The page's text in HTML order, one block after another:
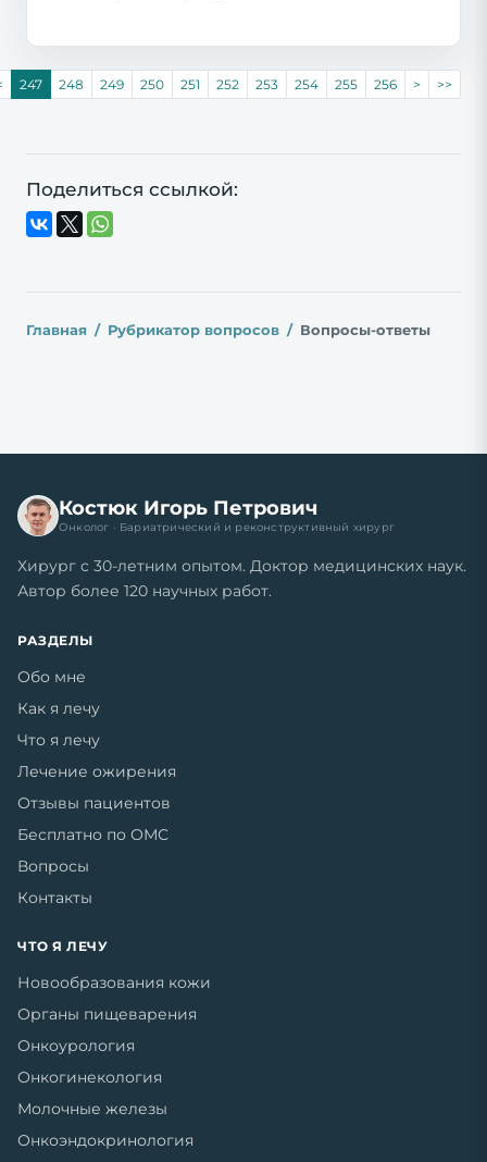
247 248 249 250 251 252 253 254 255 256 > >>
Поделиться ссылкой:
Главная Рубрикатор вопросов Вопросы-ответы
Костюк Игорь Петрович
Онколог · Бариатрический и реконструктивный хирург
Хирург с 30-летним опытом. Доктор медицинских наук.
Автор более 120 научных работ.
РАЗДЕЛЫ
Обо мне
Как я лечу
Что я лечу
Лечение ожирения
Отзывы пациентов
Бесплатно по ОМС
Вопросы
Контакты
ЧТО Я ЛЕЧУ
Новообразования кожи
Органы пищеварения
Онкоурология
Онкогинекология
Молочные железы
Онкоэндокринология